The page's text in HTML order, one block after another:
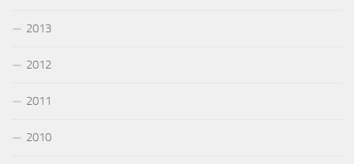
2013
2012
2011
2010